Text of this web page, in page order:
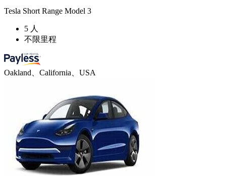
Tesla Short Range Model 3
5 人
不限里程
Oakland、California、USA